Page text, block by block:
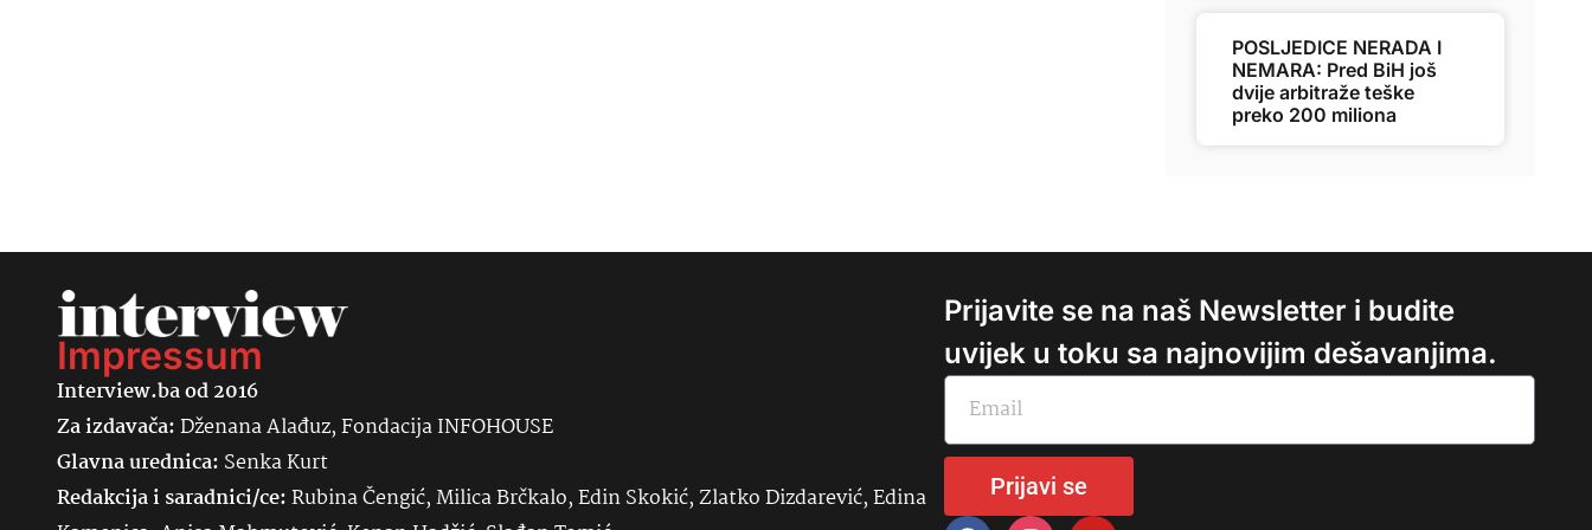
POSLJEDICE NERADA I
NEMARA: Pred BiH još
dvije arbitraže teške
preko 200 miliona
Impressum
Interview.ba od 2016
Za izdavača:Dženana Alađuz, Fondacija INFOHOUSE
Glavna urednica: SenkaKurt
Redakcija i saradnici/ce:Rubina Čengić, Milica Brčkalo, Edin Skokić, Zlatko Dizdarević, Edina
Prijavite se na naš Newsletter i budite
uvijek u toku sa najnovijim dešavanjima.
Prijavi se